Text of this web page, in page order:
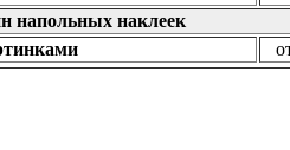
напольных наклеек